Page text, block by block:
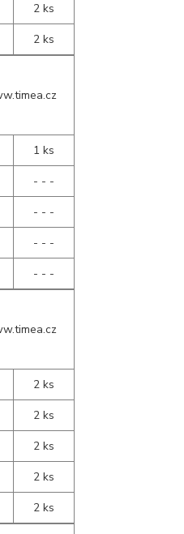
2 ks
2 ks
1 ks
- - -
- - -
- - -
- - -
2 ks
2 ks
2 ks
2 ks
2 ks